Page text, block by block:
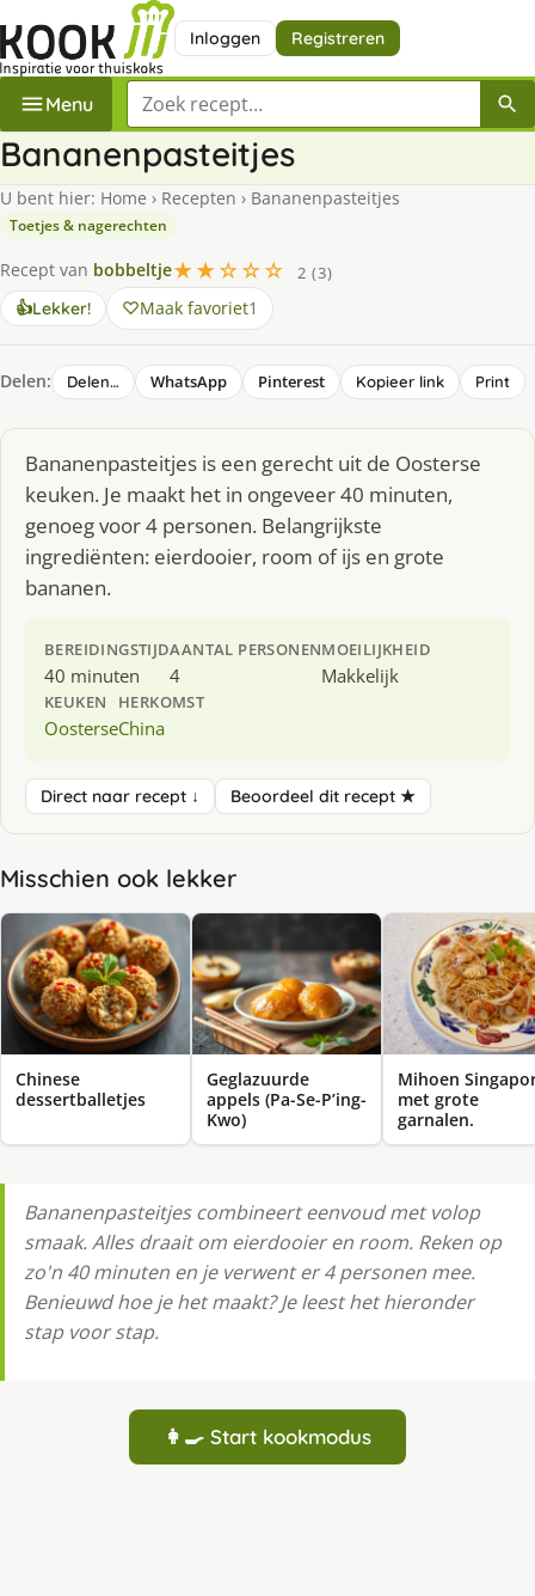
Inloggen Registreren
Menu Zoek een recept
Bananenpasteitjes
U bent hier: Home › Recepten › Bananenpasteitjes
Toetjes & nagerechten
Recept van bobbeltje★★☆☆☆
2 (3)
👍Lekker! Maak favoriet1
Delen: Delen… WhatsApp Pinterest Kopieer link Print
Bananenpasteitjes is een gerecht uit de Oosterse
keuken. Je maakt het in ongeveer 40 minuten,
genoeg voor 4 personen. Belangrijkste
ingrediënten: eierdooier, room of ijs en grote
bananen.
BEREIDINGSTIJD
40 minuten
AANTAL PERSONEN
4
MOEILIJKHEID
Makkelijk
KEUKEN
Oosterse
HERKOMST
China
Direct naar recept ↓ Beoordeel dit recept ★
Misschien ook lekker
Chinese
dessertballetjes
Geglazuurde
appels (Pa-Se-P’ing-
Kwo)
Mihoen
met grote
garnalen.
Bananenpasteitjes combineert eenvoud met volop
smaak. Alles draait om eierdooier en room. Reken op
zo'n 40 minuten en je verwent er 4 personen mee.
Benieuwd hoe je het maakt? Je leest het hieronder
stap voor stap.
👩‍🍳 Start kookmodus